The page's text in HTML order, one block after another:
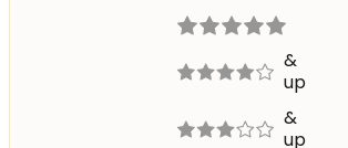
Valutazione
&
up
&
up